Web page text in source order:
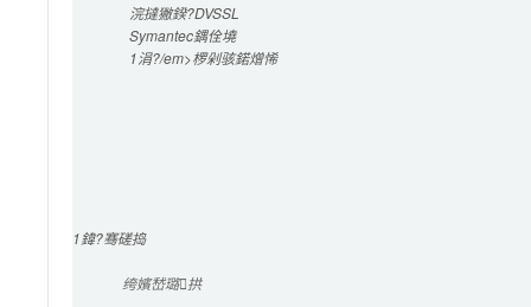
浣撻獙鍨?DVSSL
Symantec鍝佺墝
1涓?/em>椤剁骇鍩熷悕
1鍏?骞磋捣
绔嬪嵆璐拱